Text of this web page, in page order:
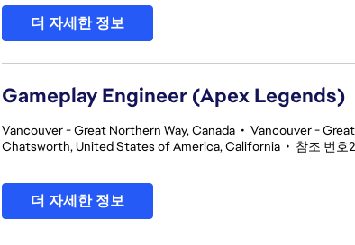
더 자세한 정보
Gameplay Engineer (Apex Legends)
Vancouver - Great Northern Way, Canada • Vancouver -
Chatsworth, United States of America, California • 참조 번호
더 자세한 정보